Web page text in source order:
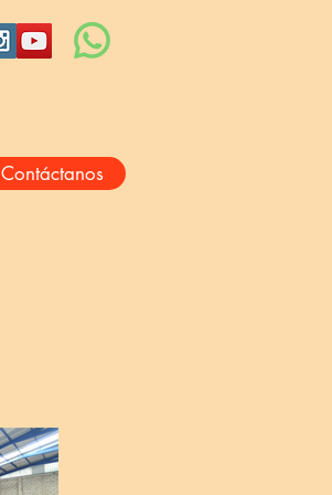
Contáctanos